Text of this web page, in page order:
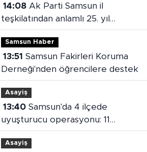
14:08Ak Parti Samsun il
teşkilatından anlamlı 25. yıl
programı
Samsun Haber
13:51
Derneği'nden öğrencilere destek
Asayiş
13:40Samsun'da 4 ilçede
uyuşturucu operasyonu: 11
gözaltı
Asayiş